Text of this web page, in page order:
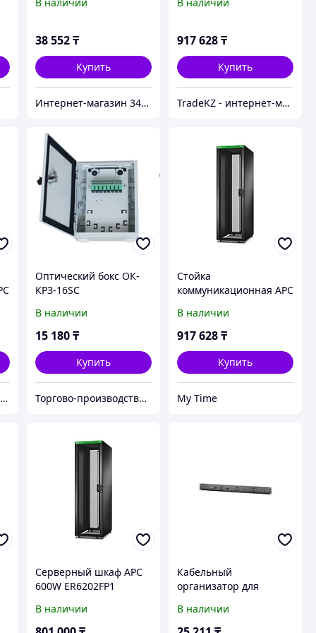
ER7PDUBRKT
38 552 ₸
Купить
Интернет-магазин 345.kz
600/42U/1000
917 628₸
Купить
TradeKZ - интернет-магазин
OnShop интернет магазин
Оптический бокс ОК-
КРЗ-16SC
В наличии
15 180 ₸
Купить
Торгово-производственная компания "АЛЬЯНС"
Стойка
коммуникационная APC
600/42U/1000
В наличии
917 628₸
Купить
My Time
Серверный шкаф APC
600W ER6202FP1
В наличии
Кабельный
организатор для
ER7DCM
В наличии